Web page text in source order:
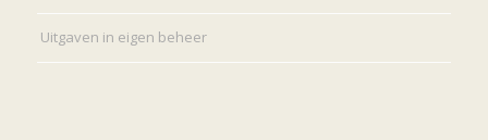
Uitgaven in eigen beheer